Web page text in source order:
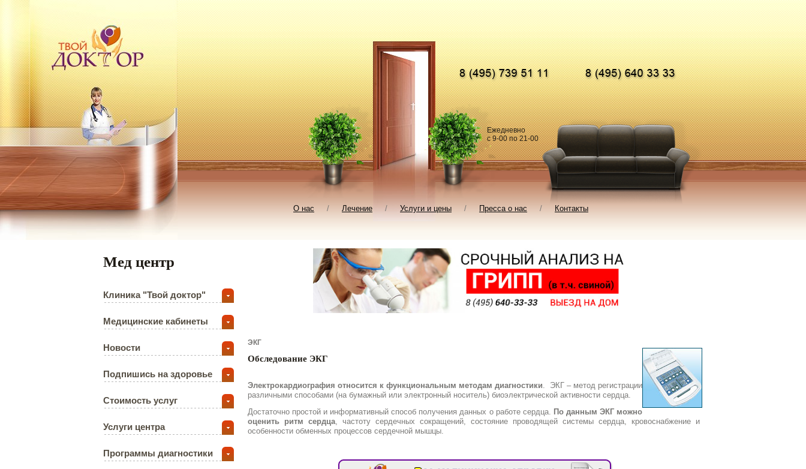
Ежедневно
c 9-00 по 21-00
О нас / Лечение / Услуги и цены / Пресса о нас / Контакты
ЭКГ
Обследование ЭКГ
Электрокардиография относится к функциональным методам диагностики.
ЭКГ – метод регистрации
различными способами (на бумажный или электронный носитель) биоэлектрической активности сердца.
Достаточно простой и информативный способ получения данных о работе сердца. По данным ЭКГ можно
оценить ритм сердца, частоту сердечных сокращений, состояние проводящей системы сердца, кровоснабжение и
особенности обменных процессов сердечной мышцы.
Мед центр
Клиника "Твой доктор"
Медицинские кабинеты
Новости
Подпишись на здоровье
Стоимость услуг
Услуги центра
Программы диагностики